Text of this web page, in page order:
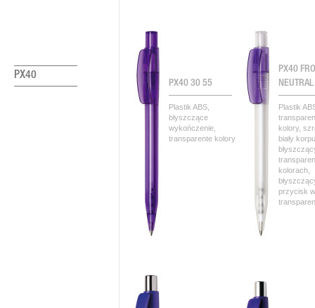
PX40
PX40 30 55
Plastik ABS,
błyszczące
wykończenie,
transparente kolory
PX40
Plastik
kolory,
biały
kolorach,
przycisk w